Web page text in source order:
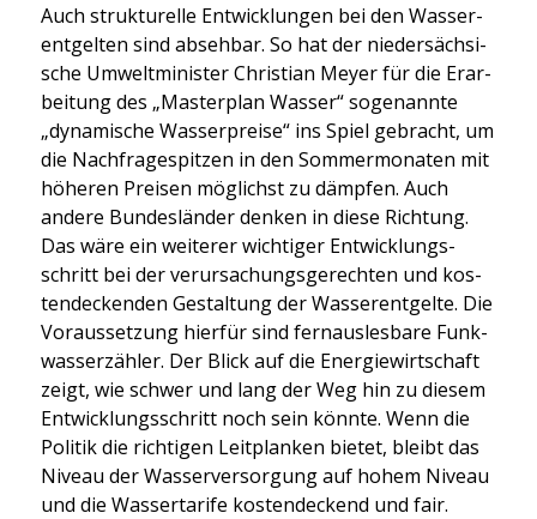
Auch struk­tu­rel­le Ent­wick­lun­gen bei den Was­ser­
ent­gel­ten sind abseh­bar. So hat der nie­der­säch­si­
sche Umwelt­mi­nis­ter Chris­ti­an Mey­er für die Erar­
bei­tung des „Mas­ter­plan Was­ser“ soge­nann­te
„dyna­mi­sche Was­ser­prei­se“ ins Spiel gebracht, um
die Nach­fra­ge­spit­zen in den Som­mer­mo­na­ten mit
höhe­ren Prei­sen mög­lichst zu dämp­fen. Auch
ande­re Bun­des­län­der den­ken in die­se Rich­tung.
Das wäre ein wei­te­rer wich­ti­ger Ent­wick­lungs­
schritt bei der ver­ur­sa­chungs­ge­rech­ten und kos­
ten­de­cken­den Gestal­tung der Was­ser­ent­gel­te. Die
Vor­aus­set­zung hier­für sind fern­aus­les­ba­re Funk­
was­ser­zäh­ler. Der Blick auf die Ener­gie­wirt­schaft
zeigt, wie schwer und lang der Weg hin zu die­sem
Ent­wick­lungs­schritt noch sein könn­te. Wenn die
Poli­tik die rich­ti­gen Leit­plan­ken bie­tet, bleibt das
Niveau der Was­ser­ver­sor­gung auf hohem Niveau
und die Was­ser­ta­ri­fe kos­ten­de­ckend und fair.